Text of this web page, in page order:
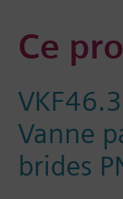
Ce
Vanne
brides